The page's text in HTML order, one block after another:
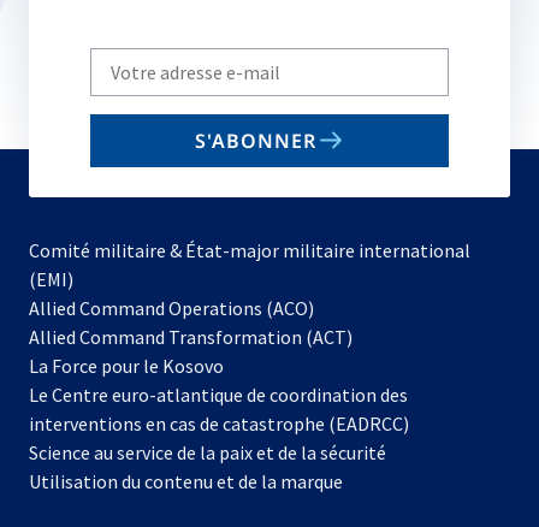
Write
your
email
S'ABONNER
Comité militaire & État-major militaire international
(EMI)
Allied Command Operations (ACO)
dans
nouvel
onglet
Allied Command Transformation (ACT)
La Force pour le Kosovo
dans
un
nouvel
onglet
Le Centre euro-atlantique de coordination des
interventions en cas de catastrophe (EADRCC)
Science au service de la paix et de la sécurité
Utilisation du contenu et de la marque